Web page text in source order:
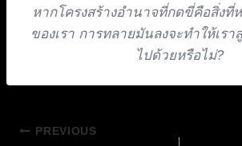
หากโครงสร้างอำนาจที่กดขี่คือสิ่งที่
ของเรา การทลายมันลงจะทำให้เร
ไปด้วยหรือไม่?
แนะแนว
PREVIOUS